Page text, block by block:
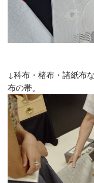
↓科布・楮布・諸紙布
布の帯。